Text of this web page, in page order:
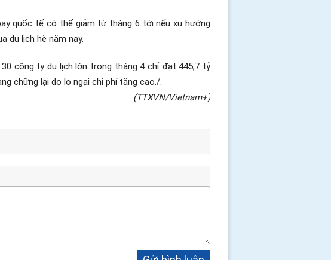
quốc tế có thể giảm từ tháng 6 tới nếu xu hướng
du lịch hè năm nay.
công ty du lịch lớn trong tháng 4 chỉ đạt 445,7 tỷ
chững lại do lo ngại chi phí tăng cao./.
(TTXVN/Vietnam+)